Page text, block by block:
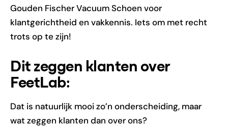
Gouden Fischer Vacuum Schoen voor
klantgerichtheid en vakkennis. Iets om met recht
trots op te zijn!
Dit zeggen klanten over
FeetLab:
Dat is natuurlijk mooi zo’n onderscheiding, maar
wat zeggen klanten dan over ons?